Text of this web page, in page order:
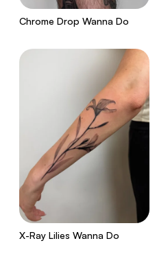
Chrome Drop Wanna Do
X-Ray Lilies Wanna Do